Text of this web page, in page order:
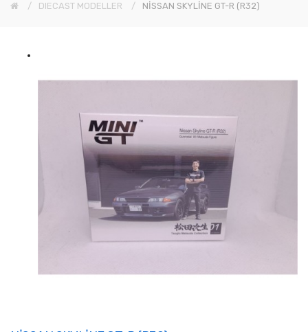
DIECAST MODELLER NİSSAN SKYLİNE GT-R (R32)